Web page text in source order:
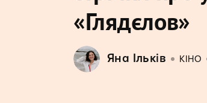
«Глядєлов»
Яна Ільків КІНО